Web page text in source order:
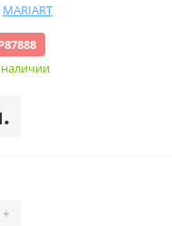
MARIART
наличии
+